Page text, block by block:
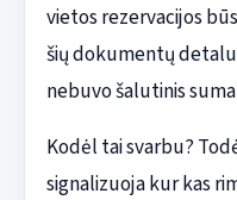
vietos rezervacijos
šių dokumentų
nebuvo šalutinis
Kodėl tai svarbu?
signalizuoja kur kas